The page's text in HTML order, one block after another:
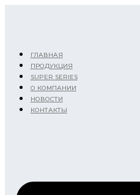
ГЛАВНАЯ
ПРОДУКЦИЯ
SUPER SERIES
О КОМПАНИИ
НОВОСТИ
КОНТАКТЫ